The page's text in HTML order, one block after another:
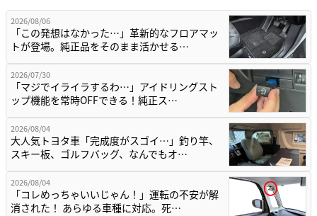
2026/08/06
「この発想はなかった…」革新的なフロアマッ
トが登場。純正品をそのまま活かせる…
2026/07/30
「マジでイライラするわ…」アイドリングスト
ップ機能を常時OFFできる！純正ス…
2026/08/04
大人気トヨタ車「完成度がスゴイ…」釣り竿、
スキー板、ゴルフバッグ、なんでもオ…
2026/08/04
「コレめっちゃいいじゃん！」運転の不安が解
消された！ あらゆる車種に対応。死…